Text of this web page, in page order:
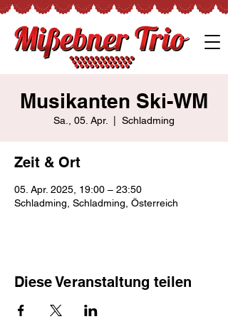
Musikanten Ski-WM
Sa., 05. Apr. Schladming
Zeit & Ort
05. Apr. 2025, 19:00 – 23:50
Schladming, Schladming, Österreich
Diese Veranstaltung teilen